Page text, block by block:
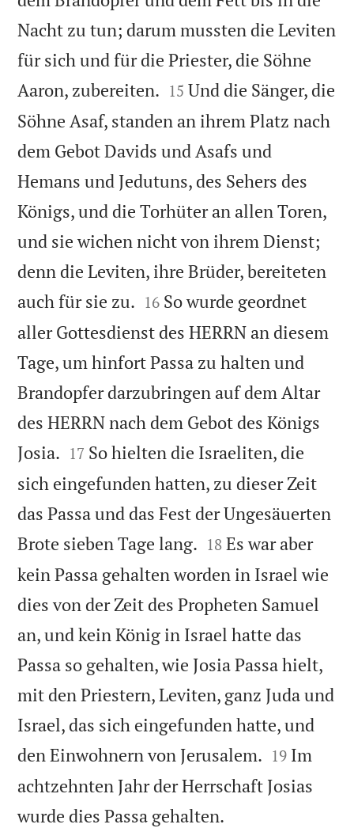
Nacht zu tun; darum mussten die Leviten
für sich und für die Priester, die Söhne
Aaron, zubereiten. 

15 Und die Sänger, die
Söhne Asaf, standen an ihrem Platz nach
dem Gebot Davids und Asafs und
Hemans und Jedutuns, des Sehers des
Königs, und die Torhüter an allen Toren,
und sie wichen nicht von ihrem Dienst;
denn die Leviten, ihre Brüder, bereiteten
auch für sie zu. 

16 So wurde geordnet
aller Gottesdienst des HERRN an diesem
Tage, um hinfort Passa zu halten und
Brandopfer darzubringen auf dem Altar
des HERRN nach dem Gebot des Königs
Josia. 

17 So hielten die Israeliten, die
sich eingefunden hatten, zu dieser Zeit
das Passa und das Fest der Ungesäuerten
Brote sieben Tage lang. 

18 Es war aber
kein Passa gehalten worden in Israel wie
dies von der Zeit des Propheten Samuel
an, und kein König in Israel hatte das
Passa so gehalten, wie Josia Passa hielt,
mit den Priestern, Leviten, ganz Juda und
Israel, das sich eingefunden hatte, und
den Einwohnern von Jerusalem. 

19 Im
achtzehnten Jahr der Herrschaft Josias
wurde dies Passa gehalten.